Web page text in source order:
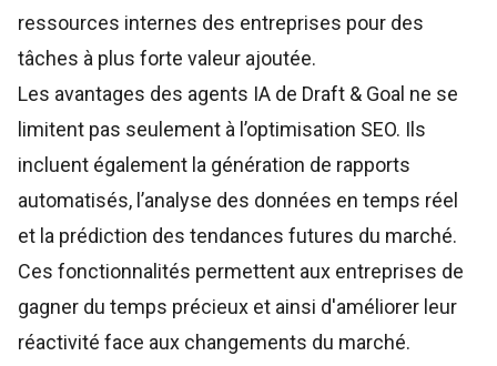
ressources internes des entreprises pour des
tâches à plus forte valeur ajoutée.
Les avantages des agents IA de Draft & Goal ne se
limitent pas seulement à l’optimisation SEO. Ils
incluent également la génération de rapports
automatisés, l’analyse des données en temps réel
et la prédiction des tendances futures du marché.
Ces fonctionnalités permettent aux entreprises de
gagner du temps précieux et ainsi d'améliorer leur
réactivité face aux changements du marché.